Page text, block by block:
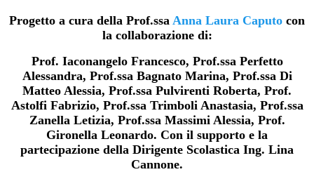
Progetto a cura della Prof.ssa Anna Laura Caputo con
la collaborazione di:
Prof. Iaconangelo Francesco, Prof.ssa Perfetto
Alessandra, Prof.ssa Bagnato Marina, Prof.ssa Di
Matteo Alessia, Prof.ssa Pulvirenti Roberta, Prof.
Astolfi Fabrizio, Prof.ssa Trimboli Anastasia, Prof.ssa
Zanella Letizia, Prof.ssa Massimi Alessia, Prof.
Gironella Leonardo. Con il supporto e la
partecipazione della Dirigente Scolastica Ing. Lina
Cannone.